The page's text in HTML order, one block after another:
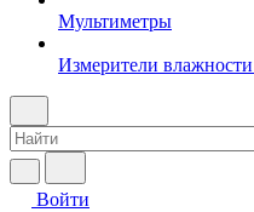
Мультиметры
Измерители
Войти